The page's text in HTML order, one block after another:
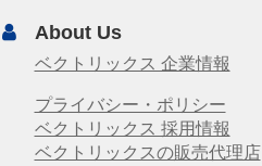
About Us
ベクトリックス 企業情報
プライバシー・ポリシー
ベクトリックス 採用情報
ベクトリックスの販売代理店